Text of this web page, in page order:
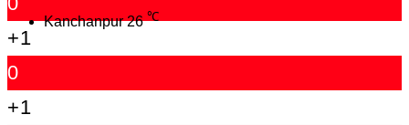
Kanchanpur 26℃
+1
0
+1